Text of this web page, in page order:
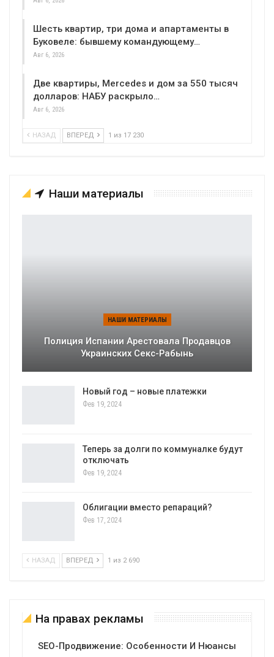
Шесть квартир, три дома и апартаменты в
Буковеле: бывшему командующему…
Авг 6, 2026
Две квартиры, Mercedes и дом за 550 тысяч
долларов: НАБУ раскрыло…
Авг 6, 2026
НАЗАД ВПЕРЕД 1 из 17 230
Наши материалы
НАШИ МАТЕРИАЛЫ
Полиция Испании Арестовала Продавцов
Украинских Секс-Рабынь
Новый год – новые платежки
Фев 19, 2024
Теперь за долги по коммуналке будут
отключать
Фев 19, 2024
Облигации вместо репараций?
Фев 17, 2024
НАЗАД ВПЕРЕД 1 из 2 690
На правах рекламы
SEO-Продвижение: Особенности И Нюансы